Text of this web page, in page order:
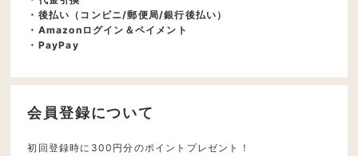
・後払い（コンビニ/郵便局/銀行後払い）
・Amazonログイン＆ペイメント
・PayPay
会員登録について
初回登録時に300円分のポイントプレゼント！